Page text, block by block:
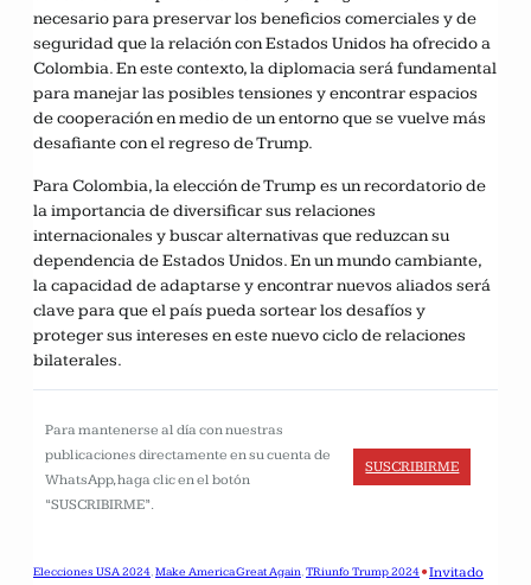
necesario para preservar los beneficios comerciales y de
seguridad que la relación con Estados Unidos ha ofrecido a
Colombia. En este contexto, la diplomacia será fundamental
para manejar las posibles tensiones y encontrar espacios
de cooperación en medio de un entorno que se vuelve más
desafiante con el regreso de Trump.
Para Colombia, la elección de Trump es un recordatorio de
la importancia de diversificar sus relaciones
internacionales y buscar alternativas que reduzcan su
dependencia de Estados Unidos. En un mundo cambiante,
la capacidad de adaptarse y encontrar nuevos aliados será
clave para que el país pueda sortear los desafíos y
proteger sus intereses en este nuevo ciclo de relaciones
bilaterales.
Para mantenerse al día con nuestras
publicaciones directamente en su cuenta de
WhatsApp, haga clic en el botón
“SUSCRIBIRME”.
SUSCRIBIRME
Elecciones USA 2024, Make America Great Again, TRiunfo Trump 2024•Invitado